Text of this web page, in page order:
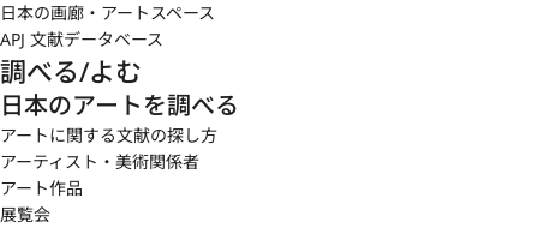
日本の画廊・アートスペース
APJ 文献データベース
調べる/よむ
日本のアートを調べる
アートに関する文献の探し方
アーティスト・美術関係者
アート作品
展覧会